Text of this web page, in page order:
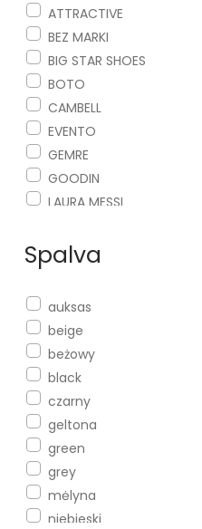
ATTRACTIVE
BEZ MARKI
BIG STAR SHOES
BOTO
CAMBELL
EVENTO
GEMRE
GOODIN
LAURA MESSI
MARKA NIEZDEFINIOWANA
SHELVT
VINCEZA
W. POTOCKI
ZAXY
ZAZOO
Spalva
auksas
beige
beżowy
black
czarny
geltona
green
grey
mėlyna
niebieski